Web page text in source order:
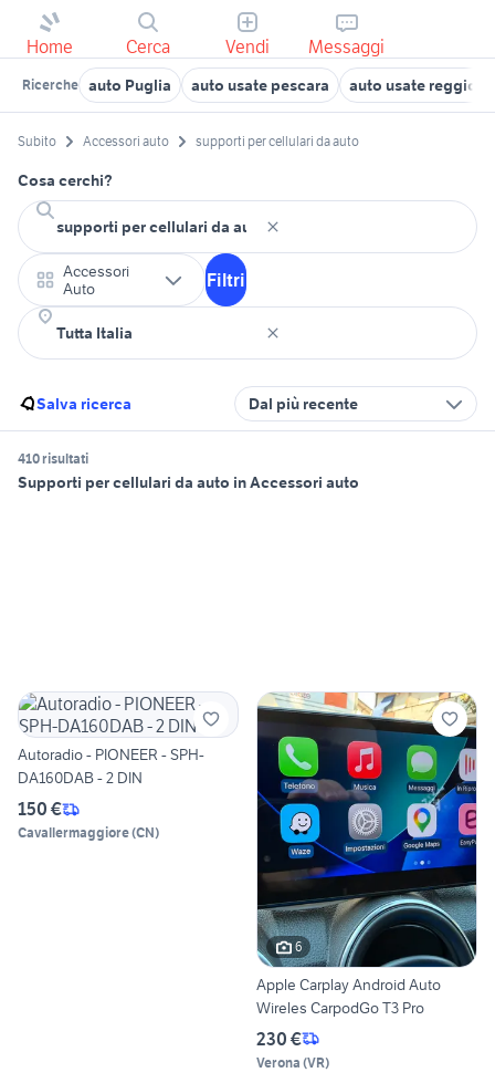
Home Cerca Vendi Messaggi
Ricerche auto Puglia auto usate pescara auto usate reggio
Subito Accessori auto supporti per cellulari da auto
Cosa cerchi?
Accessori
Auto
Filtri
Salva ricerca Dal più recente
410 risultati
Supporti per cellulari da auto in Accessori auto
Autoradio - PIONEER - SPH-
DA160DAB - 2 DIN
150 €
Cavallermaggiore(CN)
6
Apple Carplay Android Auto
Wireles CarpodGo T3 Pro
230 €
Verona (VR)